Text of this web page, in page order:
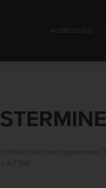
AUSBILDUNG
finden Sie Ihren passenden
auf Sie!